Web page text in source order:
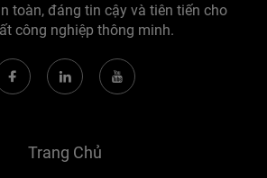
toàn, đáng tin cậy và tiên tiến cho
công nghiệp thông minh.
Trang Chủ